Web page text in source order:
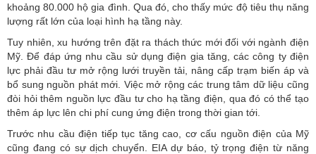
khoảng 80.000 hộ gia đình. Qua đó, cho thấy mức độ tiêu thụ năng
lượng rất lớn của loại hình hạ tầng này.
Tuy nhiên, xu hướng trên đặt ra thách thức mới đối với ngành điện
Mỹ. Để đáp ứng nhu cầu sử dụng điện gia tăng, các công ty điện
lực phải đầu tư mở rộng lưới truyền tải, nâng cấp trạm biến áp và
bổ sung nguồn phát mới. Việc mở rộng các trung tâm dữ liệu cũng
đòi hỏi thêm nguồn lực đầu tư cho hạ tầng điện , qua đó có thể tạo
thêm áp lực lên chi phí cung ứng điện trong thời gian tới.
Trước nhu cầu điện tiếp tục tăng cao, cơ cấu nguồn điện của Mỹ
cũng đang có sự dịch chuyển. EIA dự báo, tỷ trọng điện từ năng